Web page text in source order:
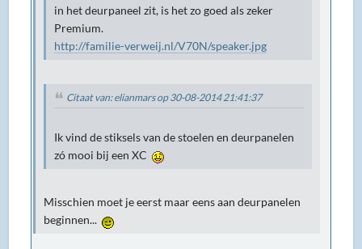
in het deurpaneel zit, is het zo goed als zeker
Premium.
http://familie-verweij.nl/V70N/speaker.jpg
Citaat van: elianmars op 30-08-2014 21:41:37
Ik vind de stiksels van de stoelen en deurpanelen
zó mooi bij een XC
Misschien moet je eerst maar eens aan deurpanelen
beginnen...